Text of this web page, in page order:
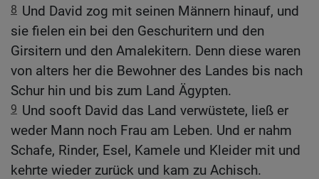
8 Und David zog mit seinen Männern hinauf, und
sie fielen ein bei den Geschuritern und den
Girsitern und den Amalekitern. Denn diese waren
von alters her die Bewohner des Landes bis nach
Schur hin und bis zum Land Ägypten.
9 Und sooft David das Land verwüstete, ließ er
weder Mann noch Frau am Leben. Und er nahm
Schafe, Rinder, Esel, Kamele und Kleider mit und
kehrte wieder zurück und kam zu Achisch.